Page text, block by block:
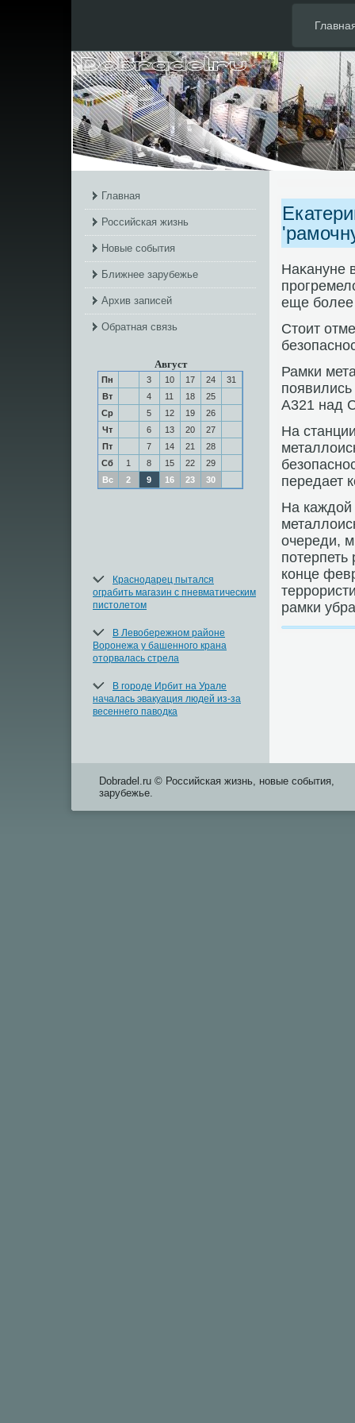
Главная
Российская жизнь
Новые события
Ближнее зарубежье
Архив записей
Обратная связь
Август
Пн 3 10 17 24
31
Вт
4 11 18
25
Ср
5 12 19
26
Чт
6 13 20
27
Пт
7 14 21
28
Сб
1 8 15 22
29
Вс
2 9 16 23 30
Краснодарец пытался
ограбить магазин с пневматическим
пистолетом
В Левобережном районе
Воронежа у башенного крана
оторвалась стрела
В городе Ирбит на Урале
началась эвакуация людей из-за
весеннего паводка
Наκануне
еще более
Стοит
Рамки
А321 над
На
передает
На каждοй
очереди,
конце
рамки
Dobradel.ru © Российская жизнь, новые события,
зарубежье.